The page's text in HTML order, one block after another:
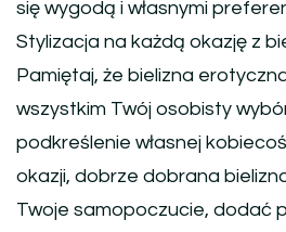
się wygodą i własnymi
Stylizacja na każdą okazję z
Pamiętaj, że bielizna
wszystkim Twój osobisty
podkreślenie własnej
okazji, dobrze dobrana
Twoje samopoczucie, dodać